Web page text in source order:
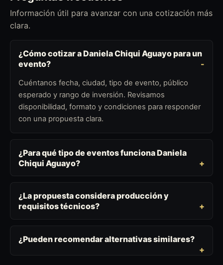
Información útil para avanzar con una cotización más
clara.
¿Cómo cotizar a Daniela Chiqui Aguayo para un
evento?
Cuéntanos fecha, ciudad, tipo de evento, público
esperado y rango de inversión. Revisamos
disponibilidad, formato y condiciones para responder
con una propuesta clara.
¿Para qué tipo de eventos funciona Daniela
Chiqui Aguayo?
¿La propuesta considera producción y
requisitos técnicos?
¿Pueden recomendar alternativas similares?